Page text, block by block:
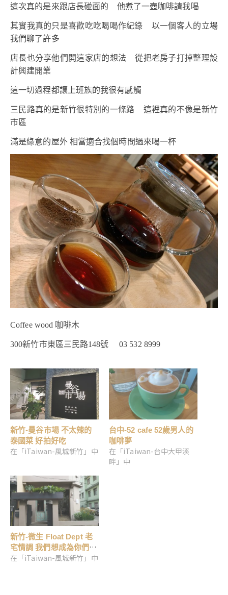
這次真的是來跟店長碰面的 他煮了一壺咖啡請我喝
其實我真的只是喜歡吃吃喝喝作紀錄 以一個客人的立場
我們聊了許多
店長也分享他們開這家店的想法 從把老房子打掉整理設
計興建開業
這一切過程都讓上班族的我很有感觸
三民路真的是新竹很特別的一條路 這裡真的不像是新竹
市區
滿是綠意的屋外 相當適合找個時間過來喝一杯
Coffee wood 咖啡木
300新竹市東區三民路148號 03 532 8999
新竹-曼谷市場 不太辣的
泰國菜 好拍好吃
在「iTaiwan-風城新竹」中
台中-52 cafe 52歲男人的
咖啡夢
在「iTaiwan-台中大甲溪
畔」中
新竹-微生 Float Dept 老
宅情調 我們想成為你們生
活中的那個細節 好溫柔
在「iTaiwan-風城新竹」中